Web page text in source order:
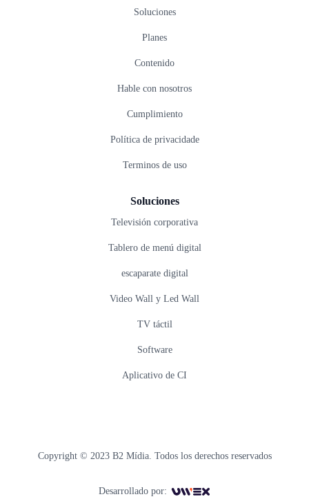
Soluciones
Planes
Contenido
Hable con nosotros
Cumplimiento
Política de privacidade
Terminos de uso
Soluciones
Televisión corporativa
Tablero de menú digital
escaparate digital
Video Wall y Led Wall
TV táctil
Software
Aplicativo de CI
Copyright © 2023 B2 Mídia. Todos los derechos reservados
Desarrollado por: